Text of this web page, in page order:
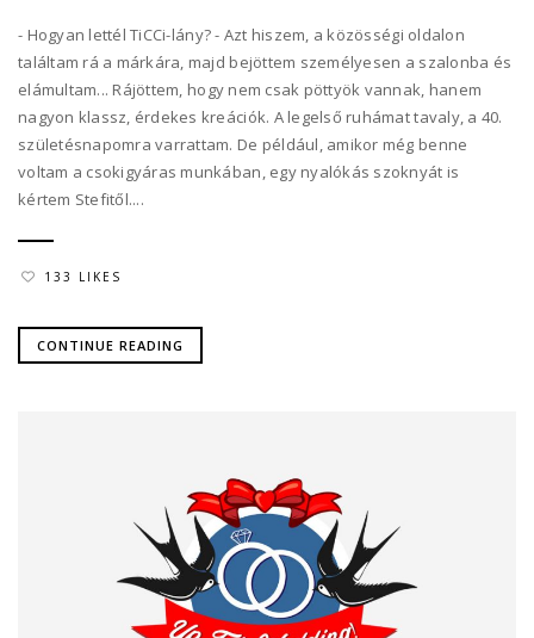
- Hogyan lettél TiCCi-lány? - Azt hiszem, a közösségi oldalon
találtam rá a márkára, majd bejöttem személyesen a szalonba és
elámultam... Rájöttem, hogy nem csak pöttyök vannak, hanem
nagyon klassz, érdekes kreációk. A legelső ruhámat tavaly, a 40.
születésnapomra varrattam. De például, amikor még benne
voltam a csokigyáras munkában, egy nyalókás szoknyát is
kértem Stefitől....
133 LIKES
CONTINUE READING